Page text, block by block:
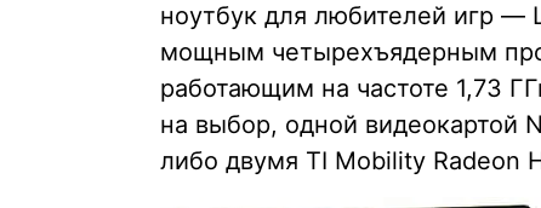
ноутбук для любителей игр —
мощным четырехъядерным
работающим на частоте 1,73
на выбор, одной видеокартой
либо двумя TI Mobility Radeon